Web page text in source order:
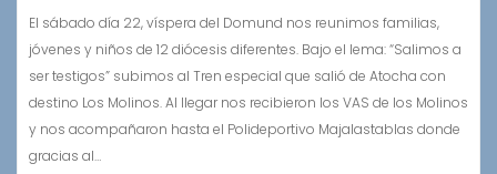
El sábado día 22, víspera del Domund nos reunimos familias,
jóvenes y niños de 12 diócesis diferentes. Bajo el lema: “Salimos a
ser testigos” subimos al Tren especial que salió de Atocha con
destino Los Molinos. Al llegar nos recibieron los VAS de los Molinos
y nos acompañaron hasta el Polideportivo Majalastablas donde
gracias al…